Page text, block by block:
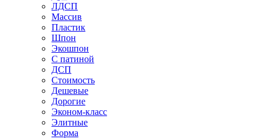
ЛДСП
Массив
Пластик
Шпон
Экошпон
С патиной
ДСП
Стоимость
Дешевые
Дорогие
Эконом-класс
Элитные
Форма